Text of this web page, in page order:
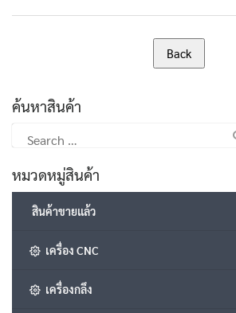
ค้นหาสินค้า
for:
หมวดหมู่สินค้า
สินค้าขายแล้ว
เครื่อง CNC
เครื่องกลึง